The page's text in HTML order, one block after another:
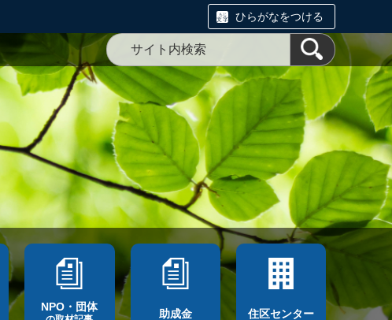
ひらがなをつける
NPO・団体
助成金 住区センター